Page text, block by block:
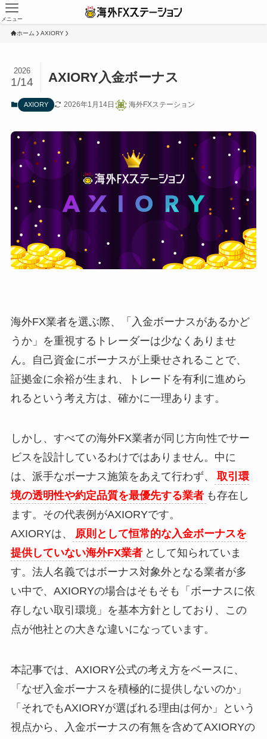
メニュー
ホーム AXIORY
AXIORY入金ボーナス
2026
1/14
AXIORY 2026年1月14日 海外FXステーション
海外FX業者を選ぶ際、「入金ボーナスがあるかど
うか」を重視するトレーダーは少なくありませ
ん。自己資金にボーナスが上乗せされることで、
証拠金に余裕が生まれ、トレードを有利に進めら
れるという考え方は、確かに一理あります。
しかし、すべての海外FX業者が同じ方向性でサー
ビスを設計しているわけではありません。中に
は、派手なボーナス施策をあえて行わず、
取引環
境の透明性や約定品質を最優先する業者 も存在し
ます。その代表例がAXIORYです。
AXIORYは、
原則として恒常的な入金ボーナスを
提供していない海外FX業者 として知られていま
す。法人名義ではボーナス対象外となる業者が多
い中で、AXIORYの場合はそもそも「ボーナスに依
存しない取引環境」を基本方針としており、この
点が他社との大きな違いになっています。
本記事では、AXIORY公式の考え方をベースに、
「なぜ入金ボーナスを積極的に提供しないのか」
「それでもAXIORYが選ばれる理由は何か」という
視点から、入金ボーナスの有無を含めてAXIORYの